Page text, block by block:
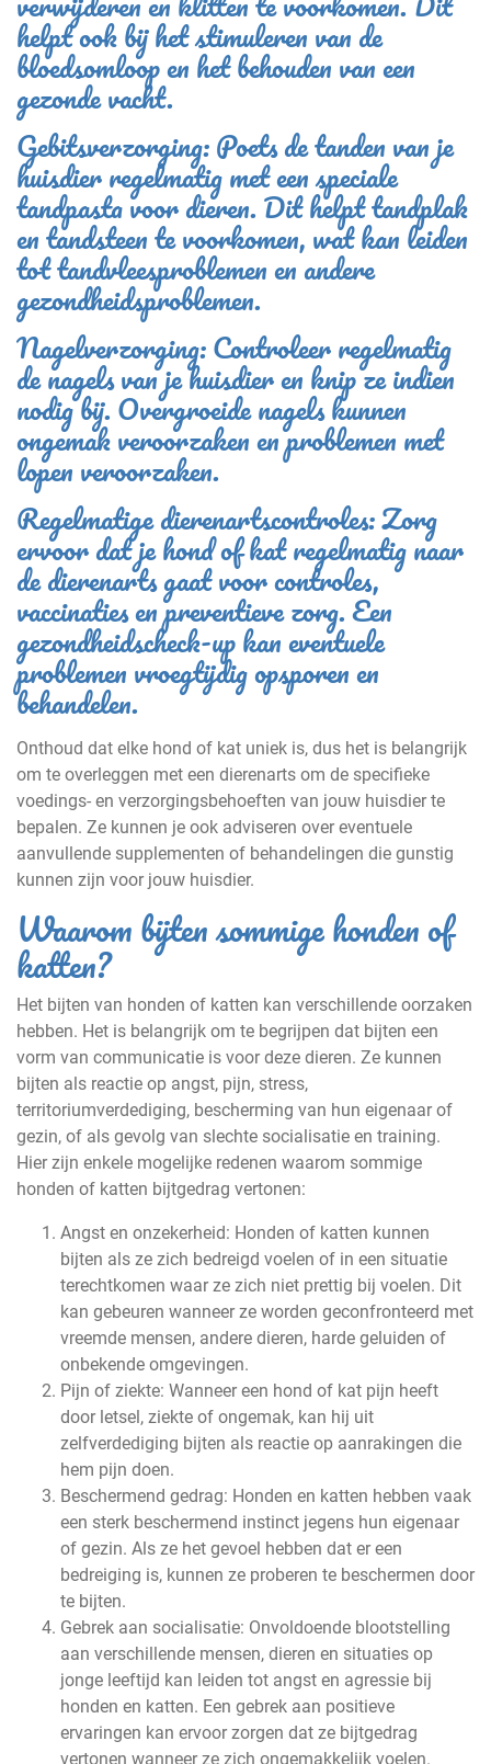
helpt ook bij het stimuleren van de
bloedsomloop en het behouden van een
gezonde vacht.
Gebitsverzorging: Poets de tanden van je
huisdier regelmatig met een speciale
tandpasta voor dieren. Dit helpt tandplak
en tandsteen te voorkomen, wat kan leiden
tot tandvleesproblemen en andere
gezondheidsproblemen.
Nagelverzorging: Controleer regelmatig
de nagels van je huisdier en knip ze indien
nodig bij. Overgroeide nagels kunnen
ongemak veroorzaken en problemen met
lopen veroorzaken.
Regelmatige dierenartscontroles: Zorg
ervoor dat je hond of kat regelmatig naar
de dierenarts gaat voor controles,
vaccinaties en preventieve zorg. Een
gezondheidscheck-up kan eventuele
problemen vroegtijdig opsporen en
behandelen.
Onthoud dat elke hond of kat uniek is, dus het is belangrijk
om te overleggen met een dierenarts om de specifieke
voedings- en verzorgingsbehoeften van jouw huisdier te
bepalen. Ze kunnen je ook adviseren over eventuele
aanvullende supplementen of behandelingen die gunstig
kunnen zijn voor jouw huisdier.
Waarom bijten sommige honden of
katten?
Het bijten van honden of katten kan verschillende oorzaken
hebben. Het is belangrijk om te begrijpen dat bijten een
vorm van communicatie is voor deze dieren. Ze kunnen
bijten als reactie op angst, pijn, stress,
territoriumverdediging, bescherming van hun eigenaar of
gezin, of als gevolg van slechte socialisatie en training.
Hier zijn enkele mogelijke redenen waarom sommige
honden of katten bijtgedrag vertonen:
Angst en onzekerheid: Honden of katten kunnen
bijten als ze zich bedreigd voelen of in een situatie
terechtkomen waar ze zich niet prettig bij voelen. Dit
kan gebeuren wanneer ze worden geconfronteerd met
vreemde mensen, andere dieren, harde geluiden of
onbekende omgevingen.
Pijn of ziekte: Wanneer een hond of kat pijn heeft
door letsel, ziekte of ongemak, kan hij uit
zelfverdediging bijten als reactie op aanrakingen die
hem pijn doen.
Beschermend gedrag: Honden en katten hebben vaak
een sterk beschermend instinct jegens hun eigenaar
of gezin. Als ze het gevoel hebben dat er een
bedreiging is, kunnen ze proberen te beschermen door
te bijten.
Gebrek aan socialisatie: Onvoldoende blootstelling
aan verschillende mensen, dieren en situaties op
jonge leeftijd kan leiden tot angst en agressie bij
honden en katten. Een gebrek aan positieve
ervaringen kan ervoor zorgen dat ze bijtgedrag
vertonen wanneer ze zich ongemakkelijk voelen.